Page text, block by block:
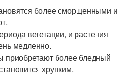
более сморщенными и
вегетации, и растения
медленно.
приобретают более бледный
хрупким.